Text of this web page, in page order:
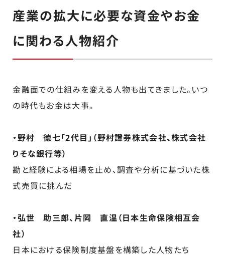
産業の拡大に必要な資金やお金
に関わる人物紹介
金融面での仕組みを変える人物も出てきました。いつ
の時代もお金は大事。
・野村 徳七「2代目」（野村證券株式会社、株式会社
りそな銀行等）
勘と経験による相場を止め、調査や分析に基づいた株
式売買に挑んだ
・弘世 助三郎、片岡 直温（日本生命保険相互会
社）
日本における保険制度基盤を構築した人物たち